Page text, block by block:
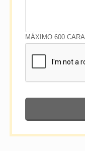
MÁXIMO 600